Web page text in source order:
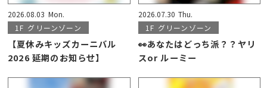
2026.08.03 Mon.
1F グリーンゾーン
【夏休みキッズカーニバル
2026 延期のお知らせ】
2026.07.30 Thu.
1F グリーンゾーン
👀あなたはどっち派？？ヤリ
スor ルーミー